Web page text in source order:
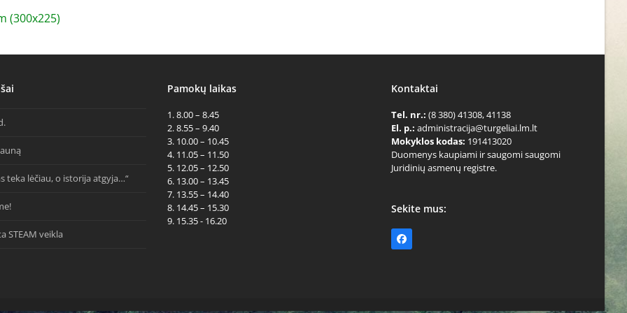
(300x225)
teka lėčiau, o istorija atgyja…“
STEAM veikla
Pamokų laikas
1. 8.00 – 8.45
2. 8.55 – 9.40
3. 10.00 – 10.45
4. 11.05 – 11.50
5. 12.05 – 12.50
6. 13.00 – 13.45
7. 13.55 – 14.40
8. 14.45 – 15.30
9. 15.35 - 16.20
Kontaktai
Tel. nr.: (8 380) 41308, 41138
El. p.: administracija@turgeliai.lm.lt
Mokyklos kodas: 191413020
Duomenys kaupiami ir saugomi saugomi
Juridinių asmenų registre.
Sekite mus:
Facebook